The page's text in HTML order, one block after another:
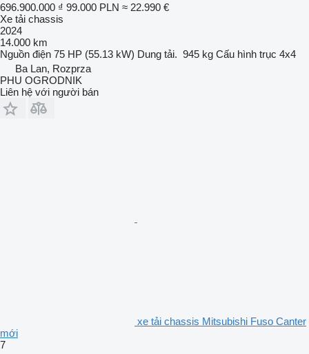
696.900.000 ₫ 99.000 PLN ≈ 22.990 €
Xe tải chassis
2024
14.000 km
Nguồn điện 75 HP (55.13 kW) Dung tải. 945 kg Cấu hình trục 4x4
Ba Lan, Rozprza
PHU OGRODNIK
Liên hệ với người bán
xe tải chassis Mitsubishi Fuso Canter
mới
7